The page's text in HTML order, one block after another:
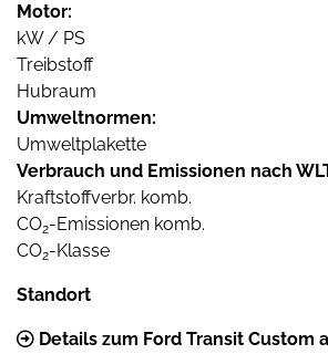
Motor:
kW / PS
Treibstoff
Hubraum
Umweltnormen:
Umweltplakette
Verbrauch und Emissionen nach
Kraftstoffverbr. komb.
CO2-Emissionen komb.
CO2-Klasse
Standort
Details zum Ford Transit Custom